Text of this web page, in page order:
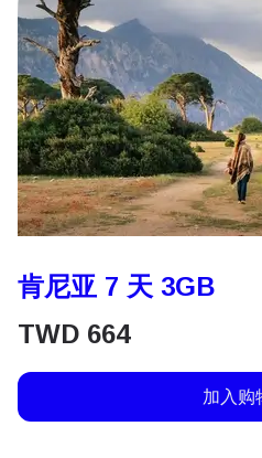
肯尼亚 7 天 3GB
TWD 664
加入购